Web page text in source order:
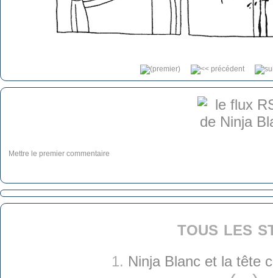
Mettre le premier commentaire
tous les
1. Ninja Blanc et la tête